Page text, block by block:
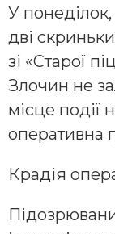
У
дві
зі «Старої
Злочин не
місце події
оперативна
Крадія